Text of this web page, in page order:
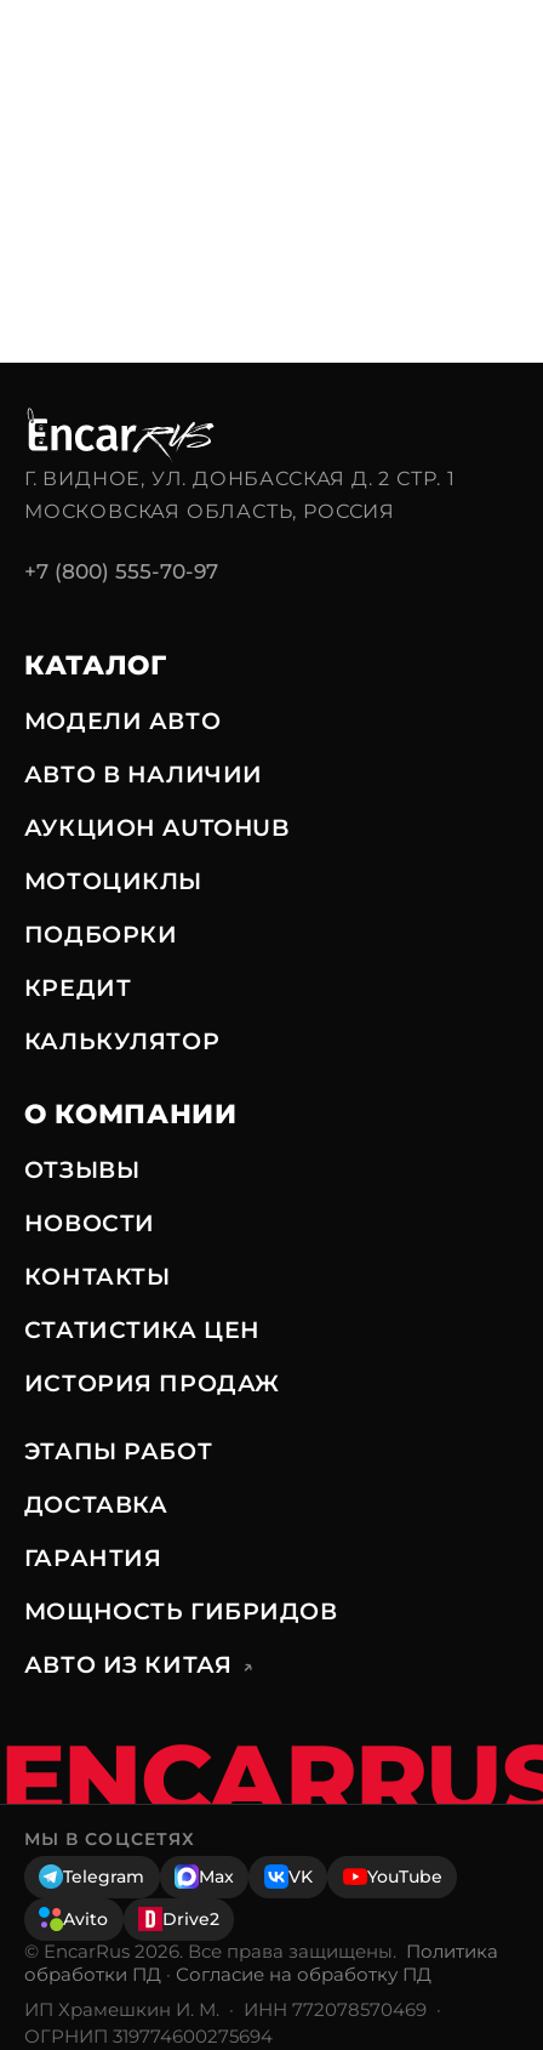
Г. ВИДНОЕ, УЛ. ДОНБАССКАЯ Д. 2 СТР. 1
МОСКОВСКАЯ ОБЛАСТЬ, РОССИЯ
+7 (800) 555-70-97
КАТАЛОГ
МОДЕЛИ АВТО
АВТО В НАЛИЧИИ
АУКЦИОН AUTOHUB
МОТОЦИКЛЫ
ПОДБОРКИ
КРЕДИТ
КАЛЬКУЛЯТОР
О КОМПАНИИ
ОТЗЫВЫ
НОВОСТИ
КОНТАКТЫ
СТАТИСТИКА ЦЕН
ИСТОРИЯ ПРОДАЖ
ЭТАПЫ РАБОТ
ДОСТАВКА
ГАРАНТИЯ
МОЩНОСТЬ ГИБРИДОВ
АВТО ИЗ КИТАЯ
↗
МЫ В СОЦСЕТЯХ
Telegram
Max VK YouTube
Avito Drive2
© EncarRus 2026. Все права защищены. Политика
обработки ПД · Согласие на обработку ПД
ИП Храмешкин И. М. · ИНН 772078570469 ·
ОГРНИП 319774600275694